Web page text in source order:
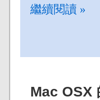
繼續閱讀 »
Mac OSX